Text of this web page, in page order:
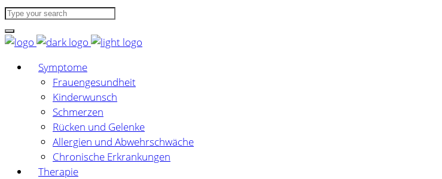
Symptome
Frauengesundheit
Kinderwunsch
Schmerzen
Rücken und Gelenke
Allergien und Abwehrschwäche
Chronische Erkrankungen
Therapie